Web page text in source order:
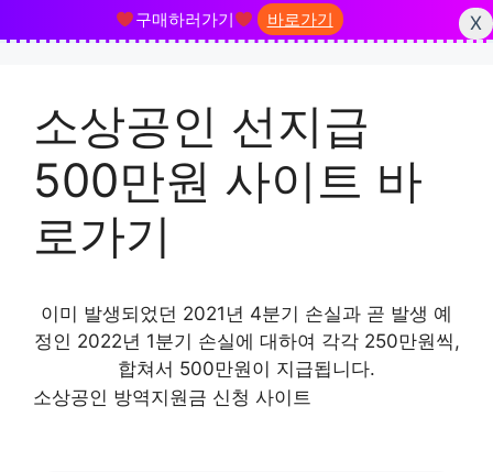
구매하러가기 바로가기
X
content소상공인 선지급
500만원 사이트 바
로가기
이미 발생되었던 2021년 4분기 손실과 곧 발생 예
정인 2022년 1분기 손실에 대하여 각각 250만원씩,
합쳐서 500만원이 지급됩니다.
소상공인 방역지원금 신청 사이트